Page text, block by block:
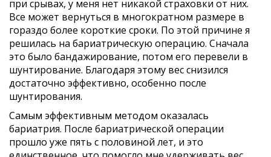
при срывах, у меня нет никакой страховки от них.
Все может вернуться в многократном размере в
гораздо более короткие сроки. По этой причине я
решилась на бариатрическую операцию. Сначала
это было бандажирование, потом его перевели в
шунтирование. Благодаря этому вес снизился
достаточно эффективно, особенно после
шунтирования.
Самым эффективным методом оказалась
бариатрия. После бариатрической операции
прошло уже пять с половиной лет, и это